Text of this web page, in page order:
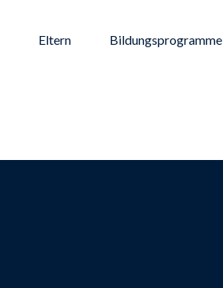
Eltern Bildungsprogramme